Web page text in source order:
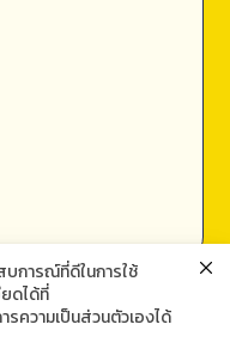
การณ์ที่ดีในการใช้
ดได้ที่
รความเป็นส่วนตัวเองได้